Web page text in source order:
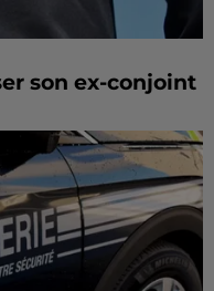
son ex-conjoint